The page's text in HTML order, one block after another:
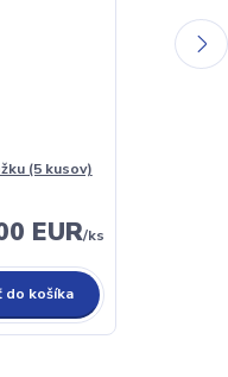
(5 kusov)
EUR/ks
do košíka